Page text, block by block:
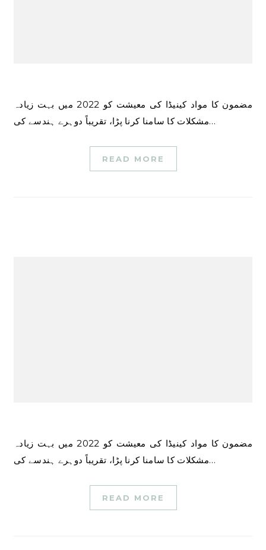
مضمون کا مواد کینیڈا کی معیشت کو 2022 میں بہت زیادہ
مشکلات کا سامنا کرنا پڑا، تقریباً دوہرے ہندسے کی…
READ MORE
مضمون کا مواد کینیڈا کی معیشت کو 2022 میں بہت زیادہ
مشکلات کا سامنا کرنا پڑا، تقریباً دوہرے ہندسے کی…
READ MORE